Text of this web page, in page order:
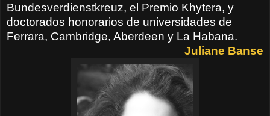
Bundesverdienstkreuz, el Premio Khytera, y
doctorados honorarios de universidades de
Ferrara, Cambridge, Aberdeen y La Habana.
Juliane Banse